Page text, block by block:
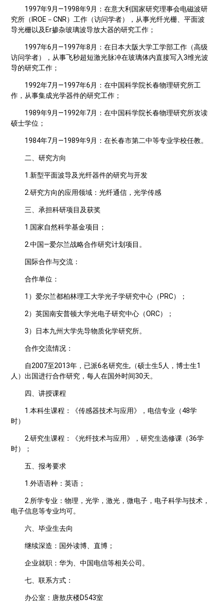
1997年9月—1998年9月：在意大利国家研究理事会电磁波研
究所（IROE－CNR）工作（访问学者），从事光纤光栅、平面波
导光栅以及Er掺杂玻璃波导放大器的研究工作；
1997年6月—1997年8月：在日本大阪大学工学部工作（高级
访问学者），从事飞秒超短激光脉冲在玻璃体内直接写入3维光波
导的研究工作；
1992年7月—1997年6月：在中国科学院长春物理研究所工
作，从事集成光学器件的研究工作；
1989年9月—1992年7月：在中国科学院长春物理研究所攻读
硕士学位；
1984年7月—1989年9月：在长春市第二中等专业学校任教。
二、研究方向
1.新型平面波导及光纤器件的研究与开发
2.研究方向的应用领域：光纤通信，光学传感
三、承担科研项目及获奖
1.国家自然科学基金项目；
2.中国—爱尔兰战略合作研究计划项目。
国际合作与交流：
合作单位：
1）爱尔兰都柏林理工大学光子学研究中心（PRC）；
2）英国南安普顿大学光电子研究中心（ORC）；
3）日本九州大学先导物质化学研究所。
合作交流情况：
自2007至2013年，已派6名研究生,（硕士生5人，博士生1
人）出国进行合作研究，每人在国外时间30天。
四、讲授课程
1.本科生课程：《传感器技术与应用》，电信专业（48学
时）
2.研究生课程：《光纤技术与应用》，研究生选修课（36学
时）；
五、报考要求
1.外语语种：英语；
2.所学专业：物理，光学，激光，微电子，电子科学与技术，
电子信息等专业均可。
六、毕业生去向
继续深造：国外读博、直博；
企业就职：华为、中国电信等相关公司。
七、联系方式：
办公室：唐敖庆楼D543室